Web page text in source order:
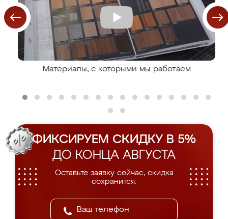
Материалы, с которыми мы работаем
ФИКСИРУЕМ СКИДКУ В 5%
ДО КОНЦА АВГУСТА
Оставьте заявку сейчас, скидка
сохранится.